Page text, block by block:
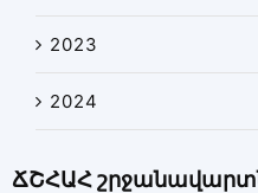
2023
2024
ՃՇՀԱՀ